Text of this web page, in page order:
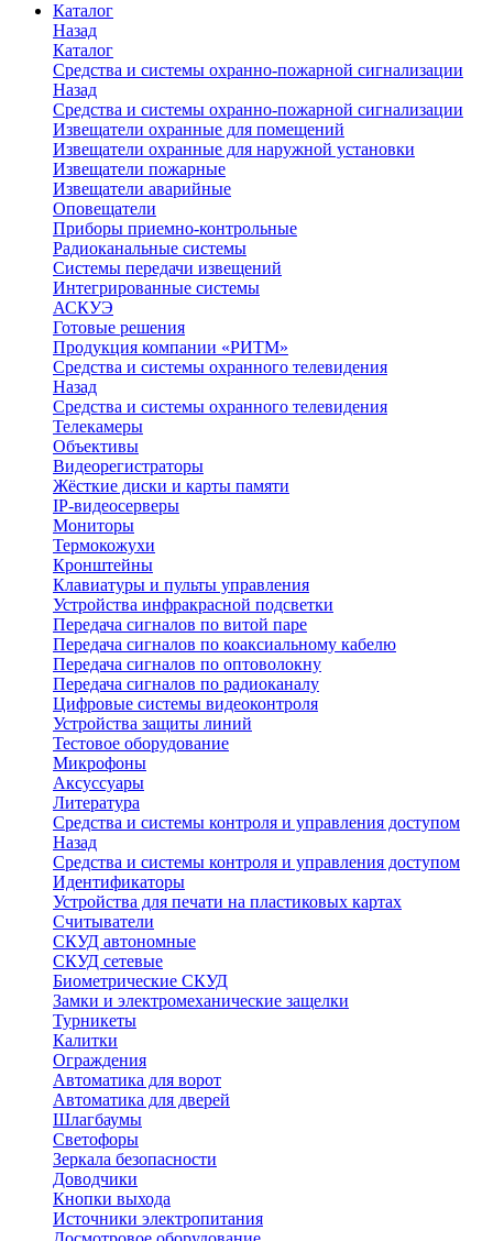
Каталог
Назад
Каталог
Средства и системы охранно-пожарной сигнализации
Назад
Средства и системы охранно-пожарной сигнализации
Извещатели охранные для помещений
Извещатели охранные для наружной установки
Извещатели пожарные
Извещатели аварийные
Оповещатели
Приборы приемно-контрольные
Радиоканальные системы
Системы передачи извещений
Интегрированные системы
АСКУЭ
Готовые решения
Продукция компании «РИТМ»
Средства и системы охранного телевидения
Назад
Средства и системы охранного телевидения
Телекамеры
Объективы
Видеорегистраторы
Жёсткие диски и карты памяти
IP-видеосерверы
Мониторы
Термокожухи
Кронштейны
Клавиатуры и пульты управления
Устройства инфракрасной подсветки
Передача сигналов по витой паре
Передача сигналов по коаксиальному кабелю
Передача сигналов по оптоволокну
Передача сигналов по радиоканалу
Цифровые системы видеоконтроля
Устройства защиты линий
Тестовое оборудование
Микрофоны
Аксуссуары
Литература
Средства и системы контроля и управления доступом
Назад
Средства и системы контроля и управления доступом
Идентификаторы
Устройства для печати на пластиковых картах
Считыватели
СКУД автономные
СКУД сетевые
Биометрические СКУД
Замки и электромеханические защелки
Турникеты
Калитки
Ограждения
Автоматика для ворот
Автоматика для дверей
Шлагбаумы
Светофоры
Зеркала безопасности
Доводчики
Кнопки выхода
Источники электропитания